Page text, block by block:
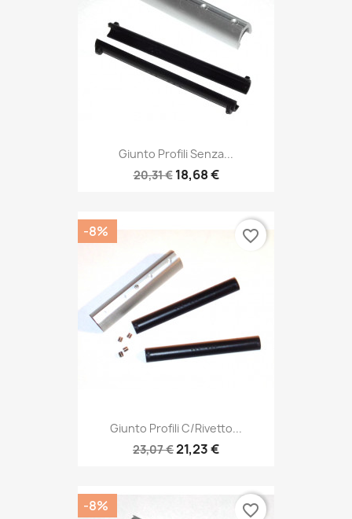
Giunto Profili Senza...
20,31 € 18,68 €
Giunto Profili C/rivetto...
23,07 €21,23 €
-8% favorite_border
-8% favorite_border